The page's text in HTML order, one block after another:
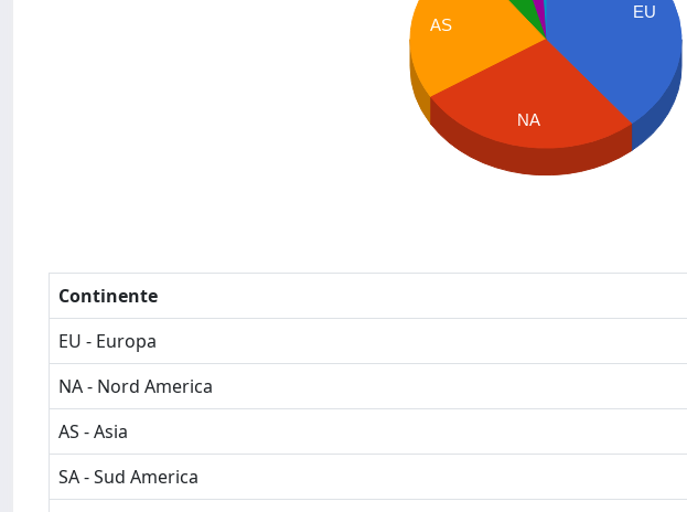
EU
AS
NA
Continente
EU - Europa
NA - Nord America
AS - Asia
SA - Sud America